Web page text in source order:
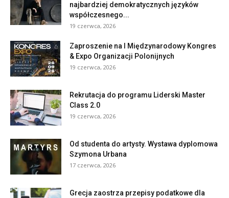
najbardziej demokratycznych języków
współczesnego...
19 czerwca, 2026
Zaproszenie na I Międzynarodowy Kongres
& Expo Organizacji Polonijnych
19 czerwca, 2026
Rekrutacja do programu Liderski Master
Class 2.0
19 czerwca, 2026
Od studenta do artysty. Wystawa dyplomowa
Szymona Urbana
17 czerwca, 2026
Grecja zaostrza przepisy podatkowe dla